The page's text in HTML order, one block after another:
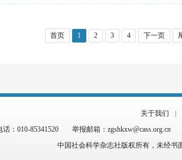
首页 1 2 3 4 下一页
关于我们
话：010-85341520
举报邮箱：zgshkxw@cass.org.cn
中国社会科学杂志社版权所有，未经书